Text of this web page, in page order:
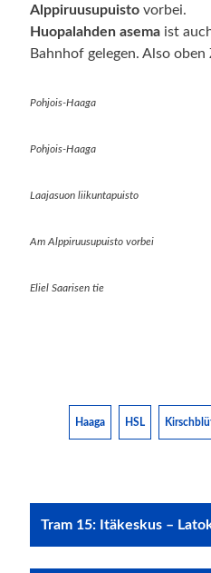
Alppiruusupuistovorbei.
Huopalahden asemaist
Bahnhof gelegen. Also oben
Pohjois-Haaga
Pohjois-Haaga
Laajasuon liikuntapuisto
Am Alppiruusupuisto vorbei
Eliel Saarisen tie
Haaga HSL
Post
navigation
Tram 15: Itäkeskus –